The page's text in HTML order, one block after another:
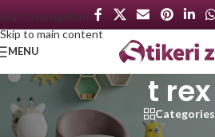
Skip to navigation
Skip to main content
MENU
t rex
Categories
Početna
Proizvod označen „t rex“